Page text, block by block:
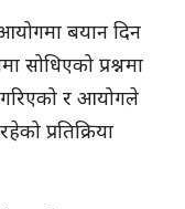
बयान दिन
सोधिएको प्रश्नमा
गरिएको र आयोगले
प्रतिक्रिया